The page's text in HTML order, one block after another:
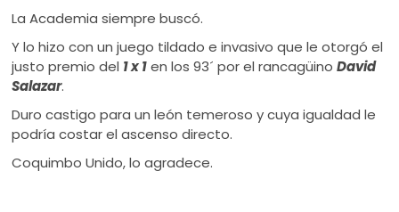
La Academia siempre buscó.
Y lo hizo con un juego tildado e invasivo que le otorgó el
justo premio del 1 x 1en los 93´ por el rancagüinoDavid
Salazar.
Duro castigo para un león temeroso y cuya igualdad le
podría costar el ascenso directo.
Coquimbo Unido, lo agradece.